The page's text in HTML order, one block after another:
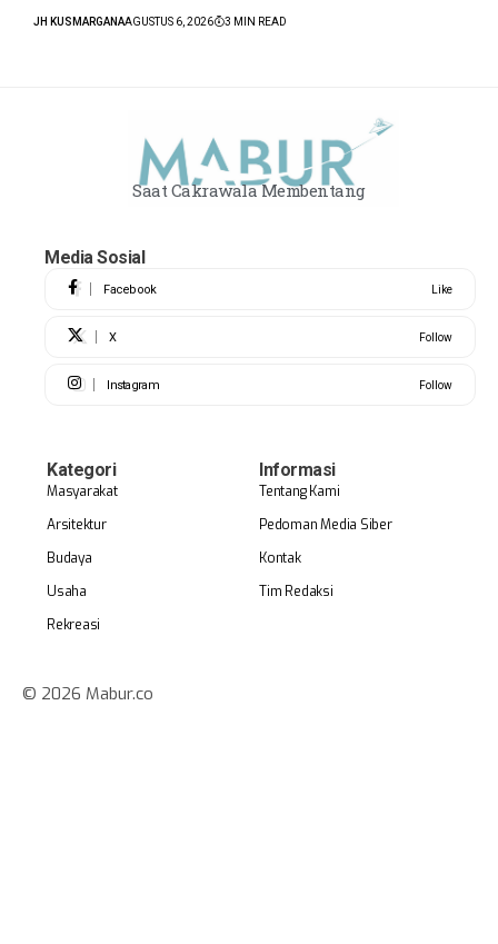
JH KUSMARGANAAGUSTUS 6, 2026 3 MIN READ
Saat Cakrawala Membentang
Media Sosial
Facebook Like
X Follow
Instagram Follow
Kategori
Masyarakat
Arsitektur
Budaya
Usaha
Rekreasi
Informasi
Tentang Kami
Pedoman Media Siber
Kontak
Tim Redaksi
© 2026 Mabur.co